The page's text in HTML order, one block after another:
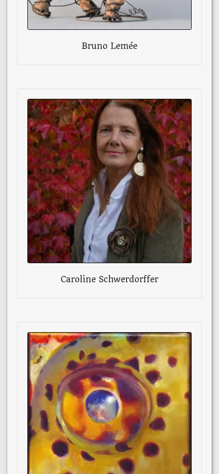
Bruno Lemée
Caroline Schwerdorffer